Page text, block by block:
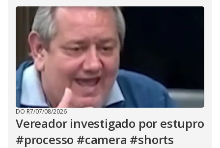
DO R7/07/08/2026
Vereador investigado por estupro
#processo #camera #shorts